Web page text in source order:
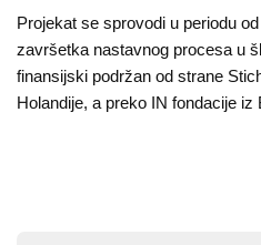
Projekat se sprovodi u periodu
završetka nastavnog procesa u
finansijski podržan od strane
Holandije, a preko IN fondacije iz